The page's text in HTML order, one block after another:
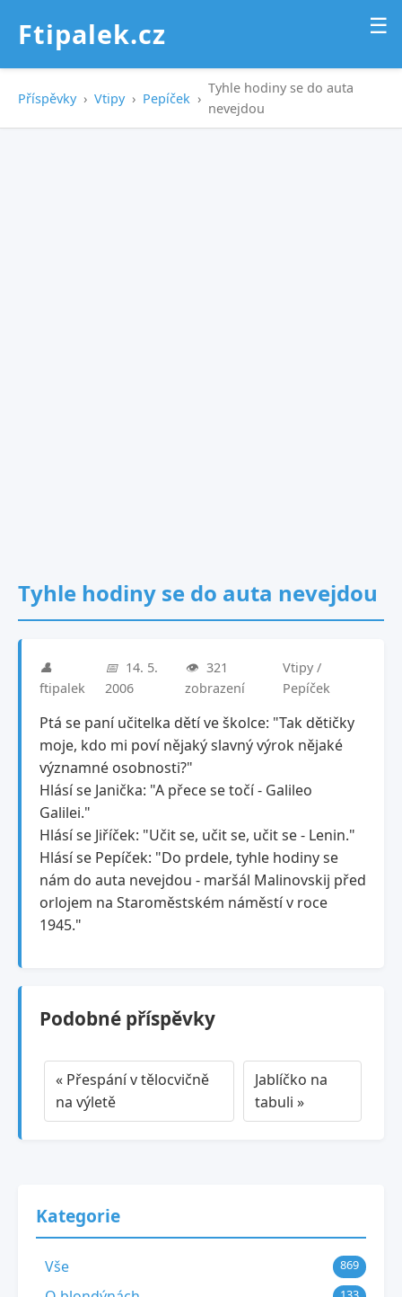
Ftipalek.cz ☰
Příspěvky › Vtipy › Pepíček ›
Tyhle hodiny se do auta
nevejdou
Tyhle hodiny se do auta nevejdou
👤
ftipalek
📅 14. 5.
2006
👁️ 321
zobrazení
Vtipy /
Pepíček
Ptá se paní učitelka dětí ve školce: "Tak dětičky
moje, kdo mi poví nějaký slavný výrok nějaké
významné osobnosti?"
Hlásí se Janička: "A přece se točí - Galileo
Galilei."
Hlásí se Jiříček: "Učit se, učit se, učit se - Lenin."
Hlásí se Pepíček: "Do prdele, tyhle hodiny se
nám do auta nevejdou - maršál Malinovskij před
orlojem na Staroměstském náměstí v roce
1945."
Podobné příspěvky
« Přespání v tělocvičně
na výletě
Jablíčko na
tabuli »
Kategorie
Vše 869